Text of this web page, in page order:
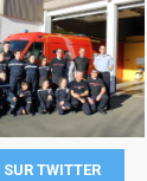
SUR TWITTER